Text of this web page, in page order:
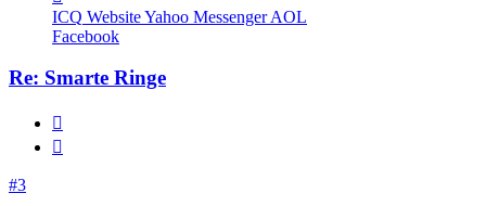
von
Frank62
ICQ WebsiteYahoo Messenger AOL
Facebook
Re: Smarte Ringe
#3